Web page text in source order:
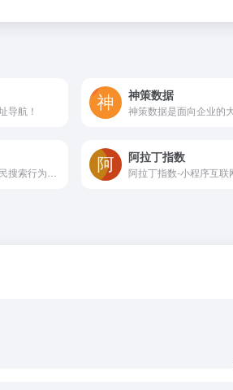
导航！
神策数据
阿拉丁指数